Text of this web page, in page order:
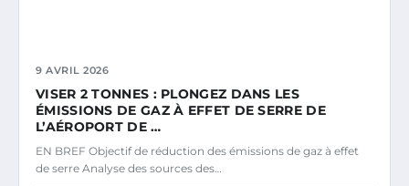
9 AVRIL 2026
VISER 2 TONNES : PLONGEZ DANS LES
ÉMISSIONS DE GAZ À EFFET DE SERRE DE
L’AÉROPORT DE …
EN BREF Objectif de réduction des émissions de gaz à effet
de serre Analyse des sources des…